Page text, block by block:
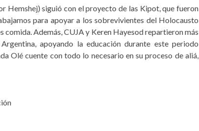
Hemshej) siguió con el proyecto de las Kipot, que fueron
para apoyar a los sobrevivientes del Holocausto
Además, CUJA y Keren Hayesod repartieron más
apoyando la educación durante este periodo
Olé cuente con todo lo necesario en su proceso de aliá,